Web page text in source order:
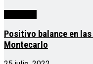
Positivo balance en
Montecarlo